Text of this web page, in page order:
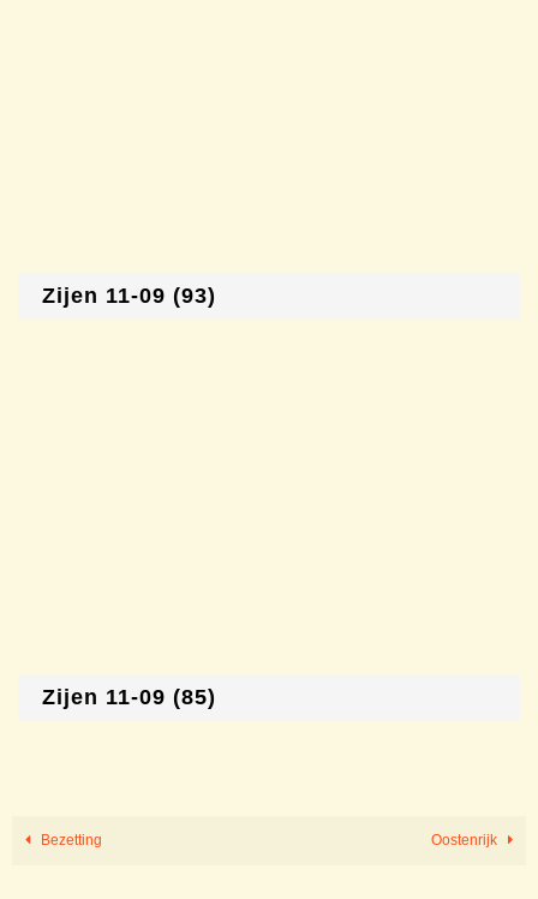
Zijen 11-09 (93)
Zijen 11-09 (85)
Bezetting Oostenrijk